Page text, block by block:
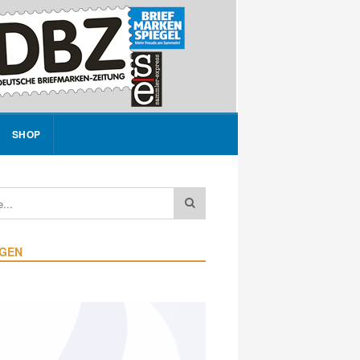
SHOP